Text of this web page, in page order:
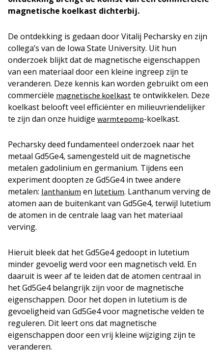
magnetische koelkast dichterbij.
De ontdekking is gedaan door Vitalij Pecharsky en zijn
collega’s van de Iowa State University. Uit hun
onderzoek blijkt dat de magnetische eigenschappen
van een materiaal door een kleine ingreep zijn te
veranderen. Deze kennis kan worden gebruikt om een
commerciële magnetische koelkast te ontwikkelen. Deze
koelkast belooft veel efficiënter en milieuvriendelijker
te zijn dan onze huidige warmtepomp-koelkast.
Pecharsky deed fundamenteel onderzoek naar het
metaal Gd5Ge4, samengesteld uit de magnetische
metalen gadolinium en germanium. Tijdens een
experiment doopten ze Gd5Ge4 in twee andere
metalen: lanthanium en lutetium. Lanthanum verving de
atomen aan de buitenkant van Gd5Ge4, terwijl lutetium
de atomen in de centrale laag van het materiaal
verving.
Hieruit bleek dat het Gd5Ge4 gedoopt in lutetium
minder gevoelig werd voor een magnetisch veld. En
daaruit is weer af te leiden dat de atomen centraal in
het Gd5Ge4 belangrijk zijn voor de magnetische
eigenschappen. Door het dopen in lutetium is de
gevoeligheid van Gd5Ge4 voor magnetische velden te
reguleren. Dit leert ons dat magnetische
eigenschappen door een vrij kleine wijziging zijn te
veranderen.